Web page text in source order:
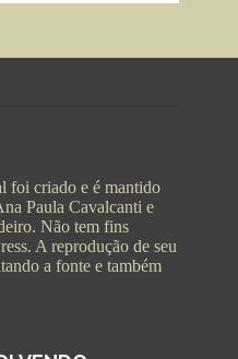
foi criado e é mantido
Paula Cavalcanti e
Não tem fins
A reprodução de seu
a fonte e também